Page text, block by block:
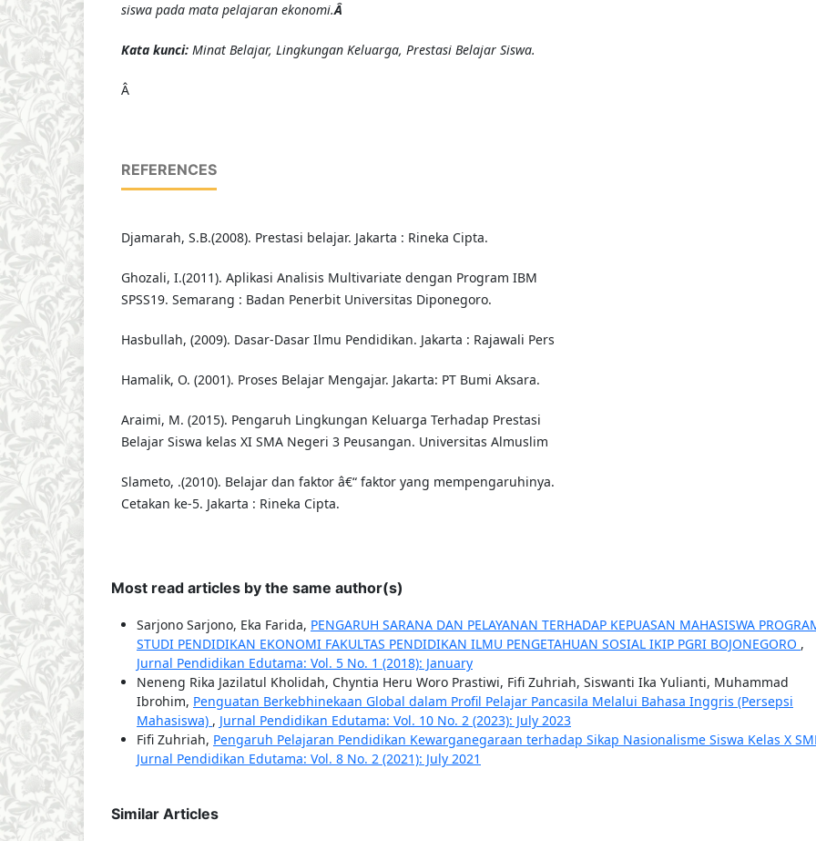
siswa pada mata pelajaran ekonomi.Â
Kata kunci: Minat Belajar, Lingkungan Keluarga, Prestasi Belajar Siswa.
Â
REFERENCES
Djamarah, S.B.(2008). Prestasi belajar. Jakarta : Rineka Cipta.
Ghozali, I.(2011). Aplikasi Analisis Multivariate dengan Program IBM
SPSS19. Semarang : Badan Penerbit Universitas Diponegoro.
Hasbullah, (2009). Dasar-Dasar Ilmu Pendidikan. Jakarta : Rajawali Pers
Hamalik, O. (2001). Proses Belajar Mengajar. Jakarta: PT Bumi Aksara.
Araimi, M. (2015). Pengaruh Lingkungan Keluarga Terhadap Prestasi
Belajar Siswa kelas XI SMA Negeri 3 Peusangan. Universitas Almuslim
Slameto, .(2010). Belajar dan faktor â€“ faktor yang mempengaruhinya.
Cetakan ke-5. Jakarta : Rineka Cipta.
Most read articles by the same author(s)
Sarjono Sarjono, Eka Farida, PENGARUH SARANA DAN PELAYANAN TERHADAP KEPUASAN MAHASISWA
STUDI PENDIDIKAN EKONOMI FAKULTAS PENDIDIKAN ILMU PENGETAHUAN SOSIAL IKIP PGRI BOJONEGORO ,
Jurnal Pendidikan Edutama: Vol. 5 No. 1 (2018): January
Neneng Rika Jazilatul Kholidah, Chyntia Heru Woro Prastiwi, Fifi Zuhriah, Siswanti Ika Yulianti, Muhammad
Ibrohim, Penguatan Berkebhinekaan Global dalam Profil Pelajar Pancasila Melalui Bahasa Inggris (Persepsi
Mahasiswa) , Jurnal Pendidikan Edutama: Vol. 10 No. 2 (2023): July 2023
Fifi Zuhriah, Pengaruh Pelajaran Pendidikan Kewarganegaraan terhadap Sikap Nasionalisme Siswa Kelas X
Jurnal Pendidikan Edutama: Vol. 8 No. 2 (2021): July 2021
Similar Articles